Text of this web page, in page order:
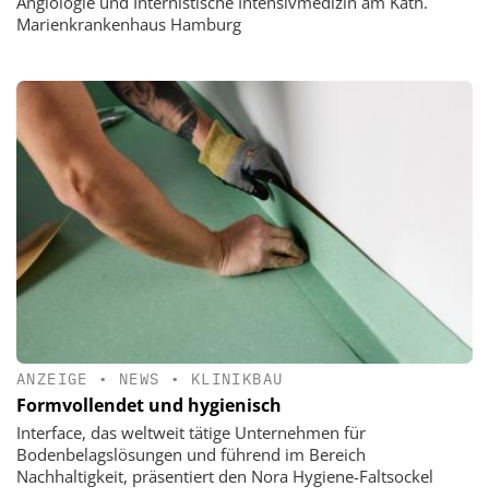
Marienkrankenhaus Hamburg
ANZEIGE • NEWS • KLINIKBAU
Formvollendet und hygienisch
Interface, das weltweit tätige Unternehmen für
Bodenbelagslösungen und führend im Bereich
Nachhaltigkeit, präsentiert den Nora Hygiene-Faltsockel